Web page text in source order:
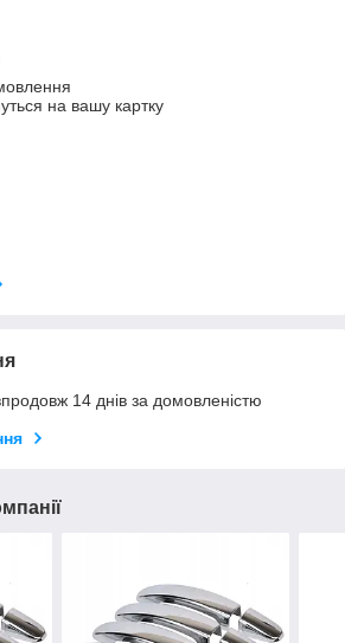
на вашу картку
14 днів за домовленістю